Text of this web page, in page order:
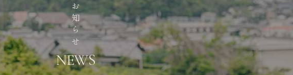
HOTSPA 温泉 ACCESS アクセス
お知らせ
NEWS
人数
名
宿泊数
泊